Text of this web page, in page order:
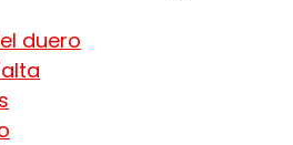
duero